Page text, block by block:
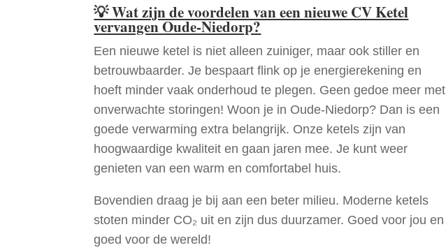
💡Wat zijn de voordelen van een nieuwe CV Ketel
vervangen Oude-Niedorp?
Een nieuwe ketel is niet alleen zuiniger, maar ook stiller en
betrouwbaarder. Je bespaart flink op je energierekening en
hoeft minder vaak onderhoud te plegen. Geen gedoe meer met
onverwachte storingen! Woon je in Oude-Niedorp? Dan is een
goede verwarming extra belangrijk. Onze ketels zijn van
hoogwaardige kwaliteit en gaan jaren mee. Je kunt weer
genieten van een warm en comfortabel huis.
Bovendien draag je bij aan een beter milieu. Moderne ketels
stoten minder CO₂ uit en zijn dus duurzamer. Goed voor jou en
goed voor de wereld!